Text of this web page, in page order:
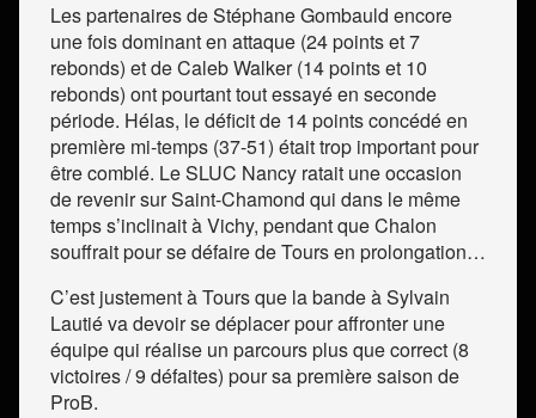
Les partenaires de Stéphane Gombauld encore
une fois dominant en attaque (24 points et 7
rebonds) et de Caleb Walker (14 points et 10
rebonds) ont pourtant tout essayé en seconde
période. Hélas, le déficit de 14 points concédé en
première mi-temps (37-51) était trop important pour
être comblé. Le SLUC Nancy ratait une occasion
de revenir sur Saint-Chamond qui dans le même
temps s’inclinait à Vichy, pendant que Chalon
souffrait pour se défaire de Tours en prolongation…
C’est justement à Tours que la bande à Sylvain
Lautié va devoir se déplacer pour affronter une
équipe qui réalise un parcours plus que correct (8
victoires / 9 défaites) pour sa première saison de
ProB.